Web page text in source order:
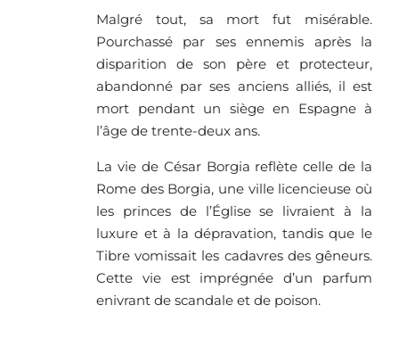
Malgré tout, sa mort fut misérable.
Pourchassé par ses ennemis après la
disparition de son père et protecteur,
abandonné par ses anciens alliés, il est
mort pendant un siège en Espagne à
l’âge de trente-deux ans.
La vie de César Borgia reflète celle de la
Rome des Borgia, une ville licencieuse où
les princes de l’Église se livraient à la
luxure et à la dépravation, tandis que le
Tibre vomissait les cadavres des gêneurs.
Cette vie est imprégnée d’un parfum
enivrant de scandale et de poison.